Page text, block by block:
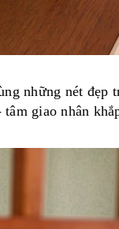
những nét đẹp
giao nhân